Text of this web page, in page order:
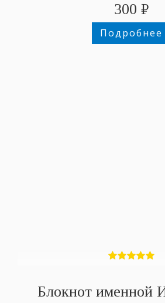
300 ₽
Подробнее
Блокнот именной